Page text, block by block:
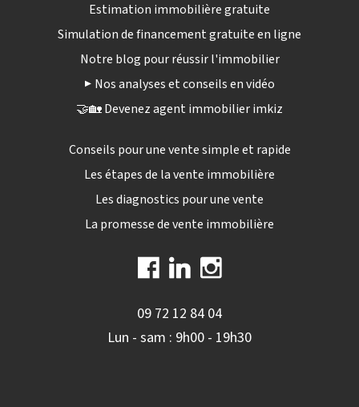
Estimation immobilière gratuite
Simulation de financement gratuite en ligne
Notre blog pour réussir l'immobilier
▶️ Nos analyses et conseils en vidéo
🤝🏡 Devenez agent immobilier imkiz
Conseils pour une vente simple et rapide
Les étapes de la vente immobilière
Les diagnostics pour une vente
La promesse de vente immobilière
09 72 12 84 04
Lun - sam : 9h00 - 19h30